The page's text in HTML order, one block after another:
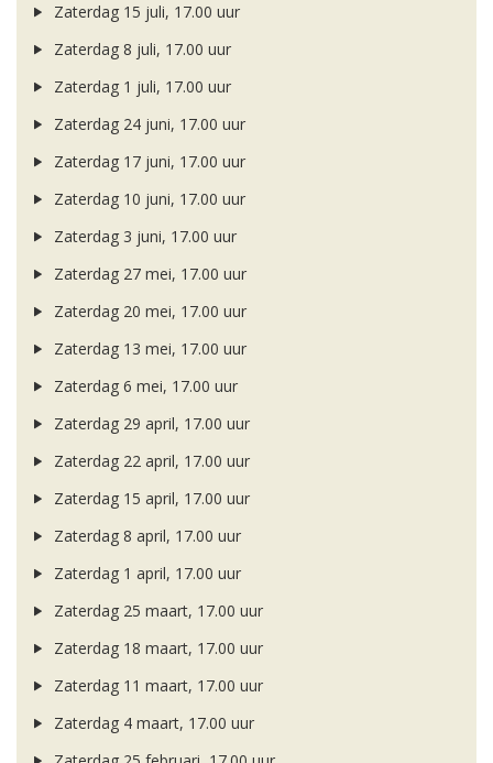
Zaterdag 15 juli, 17.00 uur
Zaterdag 8 juli, 17.00 uur
Zaterdag 1 juli, 17.00 uur
Zaterdag 24 juni, 17.00 uur
Zaterdag 17 juni, 17.00 uur
Zaterdag 10 juni, 17.00 uur
Zaterdag 3 juni, 17.00 uur
Zaterdag 27 mei, 17.00 uur
Zaterdag 20 mei, 17.00 uur
Zaterdag 13 mei, 17.00 uur
Zaterdag 6 mei, 17.00 uur
Zaterdag 29 april, 17.00 uur
Zaterdag 22 april, 17.00 uur
Zaterdag 15 april, 17.00 uur
Zaterdag 8 april, 17.00 uur
Zaterdag 1 april, 17.00 uur
Zaterdag 25 maart, 17.00 uur
Zaterdag 18 maart, 17.00 uur
Zaterdag 11 maart, 17.00 uur
Zaterdag 4 maart, 17.00 uur